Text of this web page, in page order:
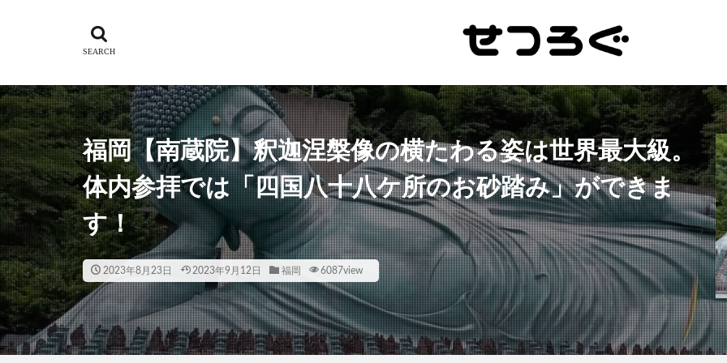
福岡【南蔵院】釈迦涅槃像の横たわる姿は世界最大級。
体内参拝では「四国八十八ケ所のお砂踏み」ができま
す！
2023年8月23日 2023年9月12日 福岡 6087view